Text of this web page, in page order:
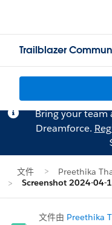
Trailblazer
Bring your team
Dreamforce.
文件
Preethika
Screenshot 2024-04-
文件由 Preethika